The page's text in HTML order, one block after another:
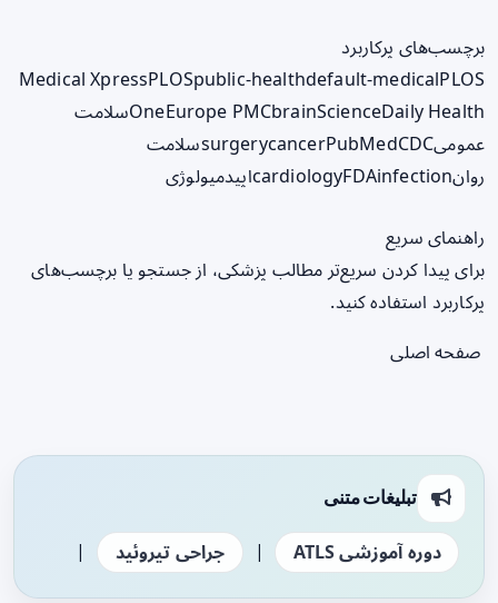
برچسب‌های پرکاربرد
Medical XpressPLOSpublic-healthdefault-medicalPLOS
OneEurope PMCbrainScienceDaily Health
سلامت
عمومی
surgerycancerPubMedCDC
سلامت
روان
cardiologyFDAinfection اپیدمیولوژی
راهنمای سریع
برای پیدا کردن سریع‌تر مطالب پزشکی، از جستجو یا برچسب‌های
پرکاربرد استفاده کنید.
صفحه اصلی
تبلیغات متنی
دوره آموزشی ATLS | جراحی تیروئید |